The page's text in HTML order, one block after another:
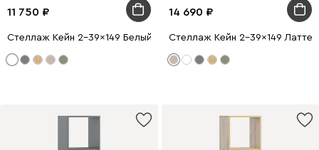
11 750
Стеллаж Кейн 2-39x149 Белый
14 690
Стеллаж Кейн 2-39x149 Латте